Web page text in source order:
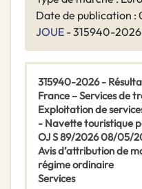
Date de publication
JOUE - 315940-2026
315940-2026 -
France – Services de
Exploitation de
- Navette touristique
OJ S 89/2026 08/05/
Avis d’attribution de
régime ordinaire
Services